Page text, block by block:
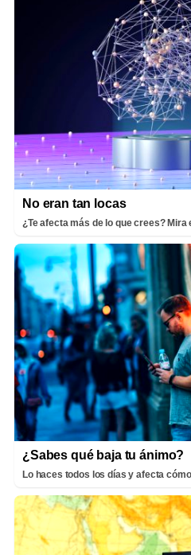
No eran tan locas
¿Te afecta más de lo que crees? Mira
¿Sabes qué baja tu ánimo?
Lo haces todos los días y afecta